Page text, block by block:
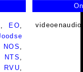
EO
NOS
NTS
RVU